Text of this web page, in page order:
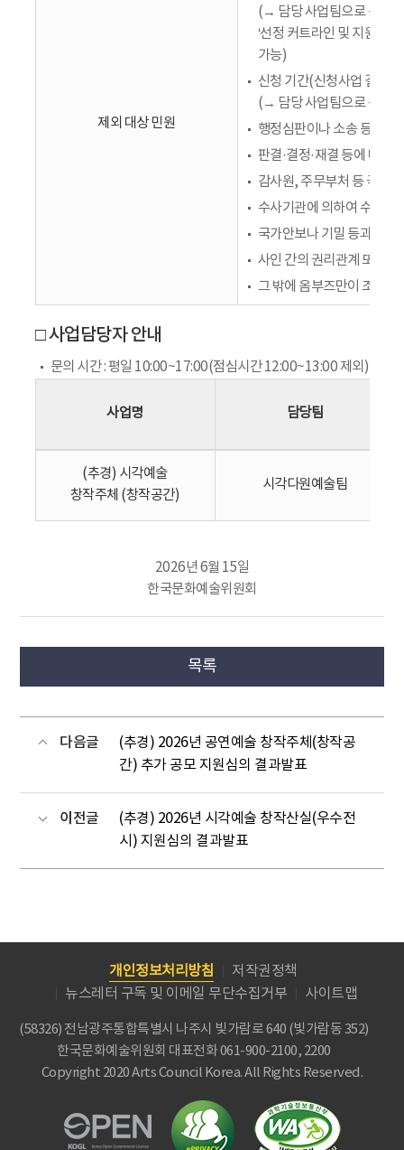
제외 대상 민원
(→ 담당 사업팀으로 문의,
‘선정 커트라인 및 지원대
가능)
신청 기간(신청사업 결과
(→ 담당 사업팀으로 문의
행정심판이나 소송 등 다른
판결·결정·재결 등에 따라
감사원, 주무부처 등 국가
수사기관에 의하여 수사가
국가안보나 기밀 등과 관련
사인 간의 권리관계 또는
그 밖에 옴부즈만이 조사
□ 사업담당자 안내
문의 시간 : 평일 10:00~17:00(점심시간 12:00~13:00 제외)
사업명 담당팀
(추경) 시각예술
창작주체 (창작공간)
시각다원예술팀
2026년 6월 15일
한국문화예술위원회
목록
다음글
(추경) 2026년 공연예술 창작주체(창작공
간) 추가 공모 지원심의 결과발표
이전글
(추경) 2026년 시각예술 창작산실(우수전
시) 지원심의 결과발표
개인정보처리방침
저작권정책
뉴스레터 구독 및 이메일 무단수집거부
사이트맵
(58326) 전남광주통합특별시 나주시 빛가람로 640 (빛가람동 352)
한국문화예술위원회 대표전화 061-900-2100, 2200
Copyright 2020 Arts Council Korea. All Rights Reserved.